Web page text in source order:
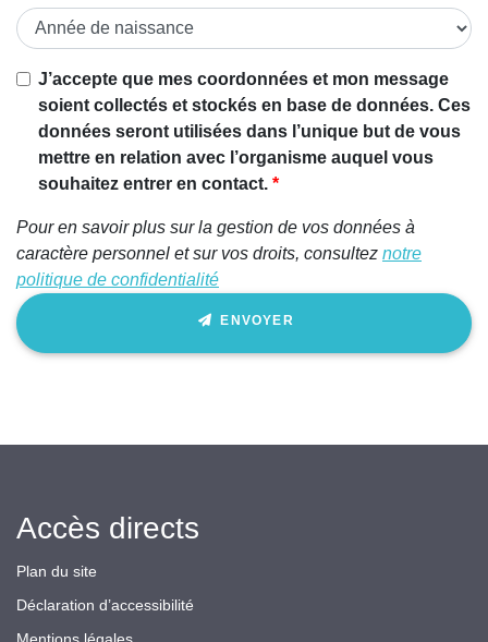
J’accepte que mes coordonnées et mon message
soient collectés et stockés en base de données. Ces
données seront utilisées dans l’unique but de vous
mettre en relation avec l’organisme auquel vous
souhaitez entrer en contact.
Pour en savoir plus sur la gestion de vos données à
caractère personnel et sur vos droits, consultez notre
politique de confidentialité
ENVOYER
Accès directs
Plan du site
Déclaration d’accessibilité